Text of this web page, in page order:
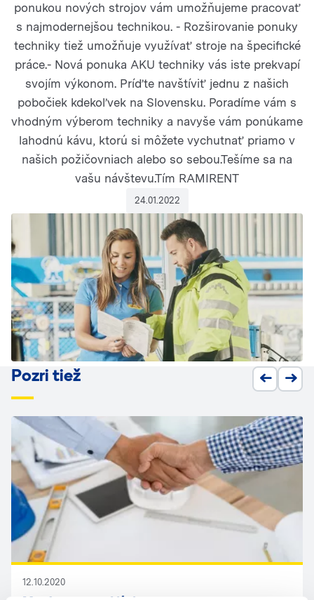
ponukou nových strojov vám umožňujeme pracovať
s najmodernejšou technikou. - Rozširovanie ponuky
techniky tiež umožňuje využívať stroje na špecifické
práce.- Nová ponuka AKU techniky vás iste prekvapí
svojím výkonom. Príďte navštíviť jednu z našich
pobočiek kdekoľvek na Slovensku. Poradíme vám s
vhodným výberom techniky a navyše vám ponúkame
lahodnú kávu, ktorú si môžete vychutnať priamo v
našich požičovniach alebo so sebou.Tešíme sa na
vašu návštevu.Tím RAMIRENT
24.01.2022
Pozri tiež
12.10.2020